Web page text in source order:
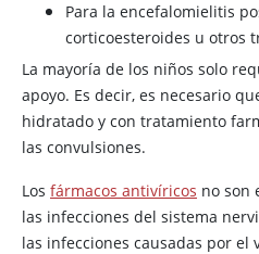
Para la encefalomielitis
corticoesteroides u otros
La mayoría de los niños solo
apoyo. Es decir, es necesario
hidratado y con tratamiento
las convulsiones.
Los fármacos antivíricos no son
las infecciones del sistema
las infecciones causadas por